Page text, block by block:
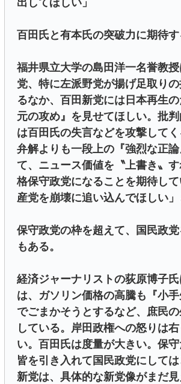
出してほしい」
百田氏と有本氏の突破力に期待す
福井県立大学の島田洋一名誉教
党、特に左派野党が揚げ足取り
るなか、百田新党には日本再生
元の攻め』を見せてほしい。批
は百田氏の失言などを攻撃してく
弁解よりも一段上の『強烈な正
て、ニュース価値を〝上書き〟
格保守政党になることを期待し
産党を崩壊に追い込んでほしい」
保守政党の枠を超えて、国民政
もある。
経済ジャーナリストの荻原博子
は、ガソリン価格の高騰も『小手
でごまかそうとするなど、庶民
している。岸田政権への怒りは
い。百田氏は度量が大きい。保守
皆を引き入れて国民政党にして
新党は、具体的な新党像がまだ